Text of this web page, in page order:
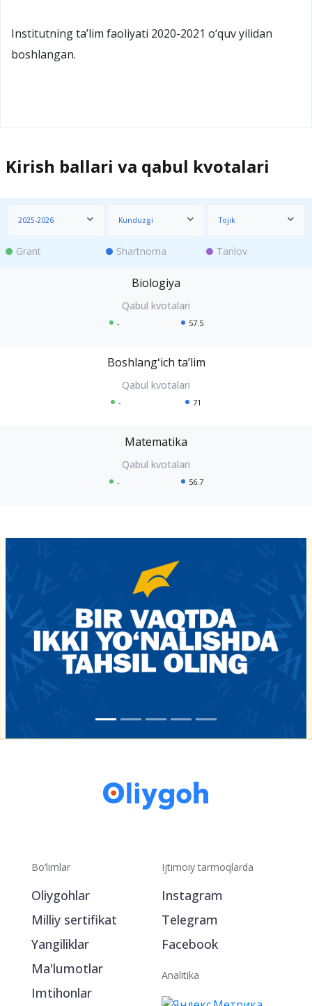
Institutning ta’lim faoliyati 2020-2021 o‘quv yilidan
boshlangan.
Kirish ballari va qabul kvotalari
2025-2026 Kunduzgi Tojik
Grant Shartnoma Tanlov
Biologiya
- 57.5
Boshlangʻich taʼlim
- 71
Matematika
- 56.7
Bo‘limlar
Oliygohlar
Milliy sertifikat
Yangiliklar
Ma'lumotlar
Imtihonlar
Ijtimoiy tarmoqlarda
Instagram
Telegram
Facebook
Analitika